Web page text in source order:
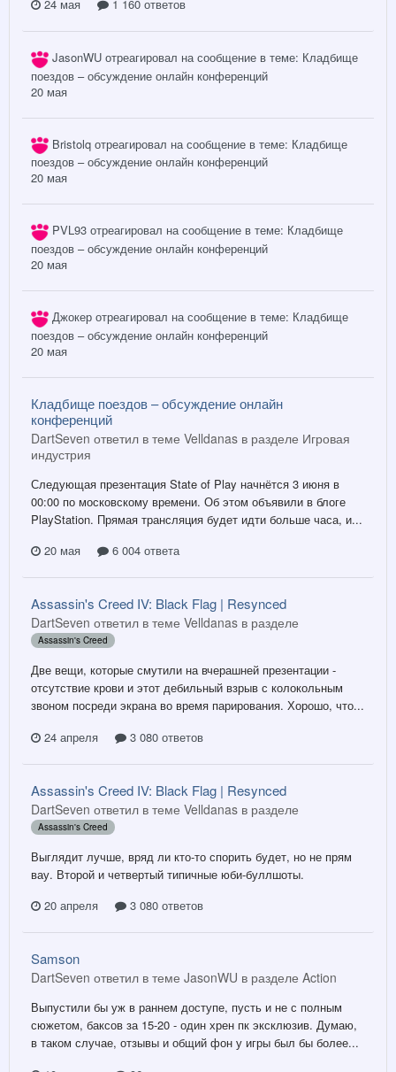
24 мая
1 160 ответов
JasonWU отреагировал на сообщение в теме: Кладбище
поездов – обсуждение онлайн конференций
20 мая
Bristolq отреагировал на сообщение в теме: Кладбище
поездов – обсуждение онлайн конференций
20 мая
PVL93 отреагировал на сообщение в теме: Кладбище
поездов – обсуждение онлайн конференций
20 мая
Джокер отреагировал на сообщение в теме: Кладбище
поездов – обсуждение онлайн конференций
20 мая
Кладбище поездов – обсуждение онлайн
конференций
DartSeven ответил в теме Velldanas в разделе Игровая
индустрия
Следующая презентация State of Play начнётся 3 июня в
00:00 по московскому времени. Об этом объявили в блоге
PlayStation. Прямая трансляция будет идти больше часа, и...
20 мая
6 004 ответа
Assassin's Creed IV: Black Flag | Resynced
DartSeven ответил в теме Velldanas в разделе
Assassin's Creed
Две вещи, которые смутили на вчерашней презентации -
отсутствие крови и этот дебильный взрыв с колокольным
звоном посреди экрана во время парирования. Хорошо, что...
24 апреля
3 080 ответов
Assassin's Creed IV: Black Flag | Resynced
DartSeven ответил в теме Velldanas в разделе
Assassin's Creed
Выглядит лучше, вряд ли кто-то спорить будет, но не прям
вау. Второй и четвертый типичные юби-буллшоты.
20 апреля
3 080 ответов
Samson
DartSeven ответил в теме JasonWU в разделе Action
Выпустили бы уж в раннем доступе, пусть и не с полным
сюжетом, баксов за 15-20 - один хрен пк эксклюзив. Думаю,
в таком случае, отзывы и общий фон у игры был бы более...